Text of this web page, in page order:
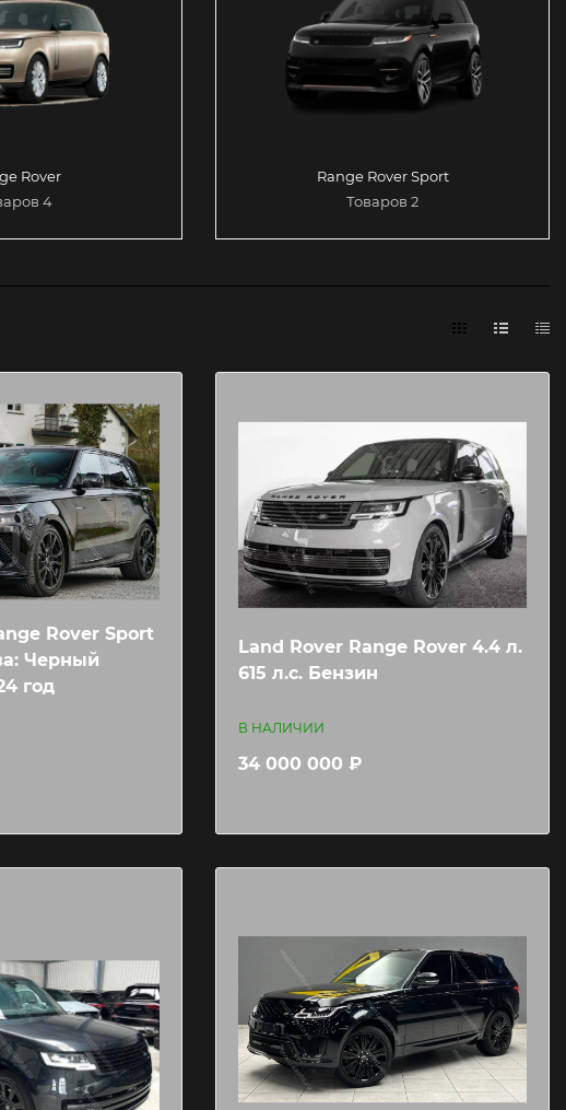
Rover
4
Range Rover Sport
Товаров 2
Rover Sport
Черный
год
Land Rover Range Rover 4.4 л.
615 л.c. Бензин
В НАЛИЧИИ
34 000 000 ₽